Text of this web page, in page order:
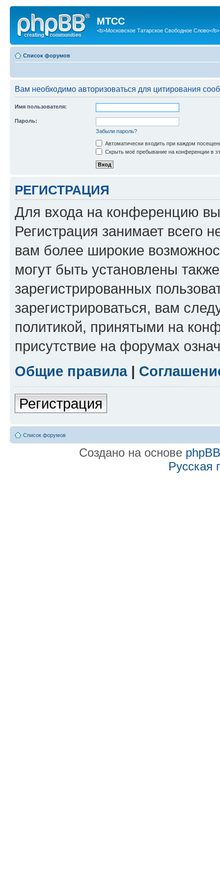
МТСС
<b>Московское Татарское Свободное Слово</b>
Список форумов
Вам необходимо авторизоваться для цитирования
Имя пользователя:
Пароль:
Забыли пароль?
Автоматически входить при каждом
Скрыть моё пребывание на конференции в
РЕГИСТРАЦИЯ
Для входа на конференцию
Регистрация занимает всего
вам более широкие
могут быть установлены
зарегистрированных
зарегистрироваться, вам
политикой, принятыми на
присутствие на форумах
Общие правила|
Регистрация
Список форумов
Создано на основе phpBB
Русская